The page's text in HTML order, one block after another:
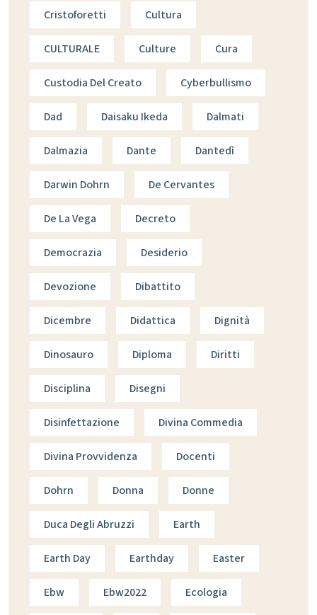
Cristoforetti Cultura
CULTURALE Culture Cura
Custodia Del Creato Cyberbullismo
Dad Daisaku Ikeda Dalmati
Dalmazia Dante Dantedì
Darwin Dohrn De Cervantes
De La Vega Decreto
Democrazia Desiderio
Devozione Dibattito
Dicembre Didattica Dignità
Dinosauro Diploma Diritti
Disciplina Disegni
Disinfettazione Divina Commedia
Divina Provvidenza Docenti
Dohrn Donna Donne
Duca Degli Abruzzi Earth
Earth Day Earthday Easter
Ebw Ebw2022 Ecologia